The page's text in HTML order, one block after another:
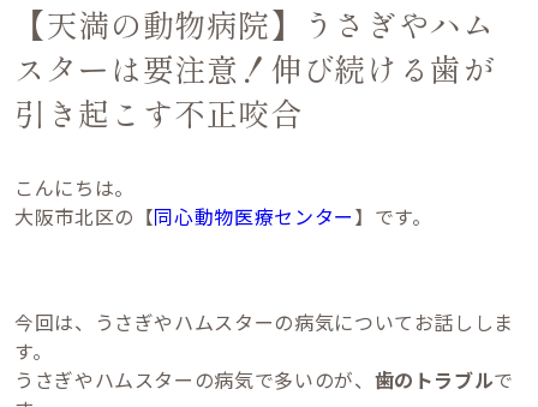
【天満の動物病院】うさぎやハム
スターは要注意！伸び続ける歯が
引き起こす不正咬合
こんにちは。
大阪市北区の【同心動物医療センター】です。
今回は、うさぎやハムスターの病気についてお話ししま
す。
うさぎやハムスターの病気で多いのが、 歯のトラブルで